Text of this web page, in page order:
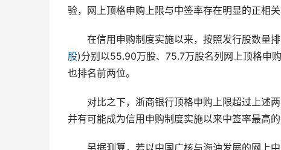
验，网上顶格申购上限与中签率存在明显的正相关
在信用申购制度实施以来，按照发行股数量
股)分别以55.90万股、75.7万股名列网上顶格申
也排名前两位。
对比之下，浙商银行顶格申购上限超过上述两
并有可能成为信用申购制度实施以来中签率最高的
另据测算，若以中国广核与海油发展的网上中